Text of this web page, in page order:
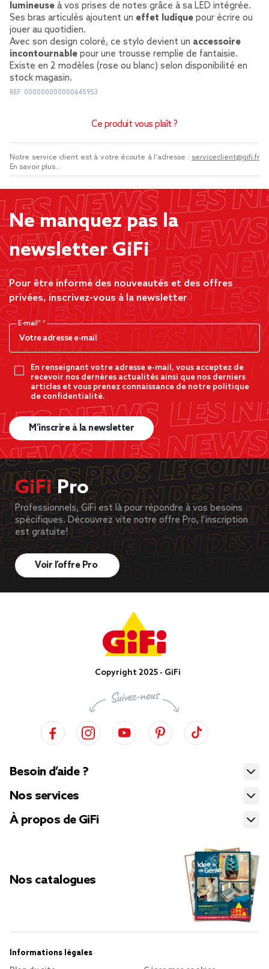
lumineuse à vos prises de notes grâce à sa LED intégrée.
Ses bras articulés ajoutent un effet ludique pour écrire ou
jouer au quotidien.
Avec son design coloré, ce stylo devient un accessoire
incontournable pour une trousse remplie de fantaisie.
Existe en 2 modèles (rose ou blanc) selon disponibilité en
stock magasin.
REF. 000000000000645953
Ce produit vous plaît ?
Notre service client est à votre écoute à l'adresse : serviceclient@gifi.fr
En savoir plus...
Ne manquez pas la
newsletter GiFi
Pour être informé des nouveautés et des offres
privées, inscrivez-vous à la newsletter
E-mail*
En renseignant votre adresse e-mail, vous acceptez de
recevoir nos dernères actualités ainsi que nos derniers
articles et vous prenez connaissance de notre politique
de confidentialité.
M’inscrire à la newsletter
GiFiPro
Professionnels, GiFi est là pour répondre à vos besoins
spécifiques. Découvrez vite notre offre Pro, l’inscription
est gratuite!
Voir l’offre Pro
Copyright 2025 - GiFi
Besoin d’aide ?
Nos services
À propos de GiFi
Nos catalogues
Informations légales